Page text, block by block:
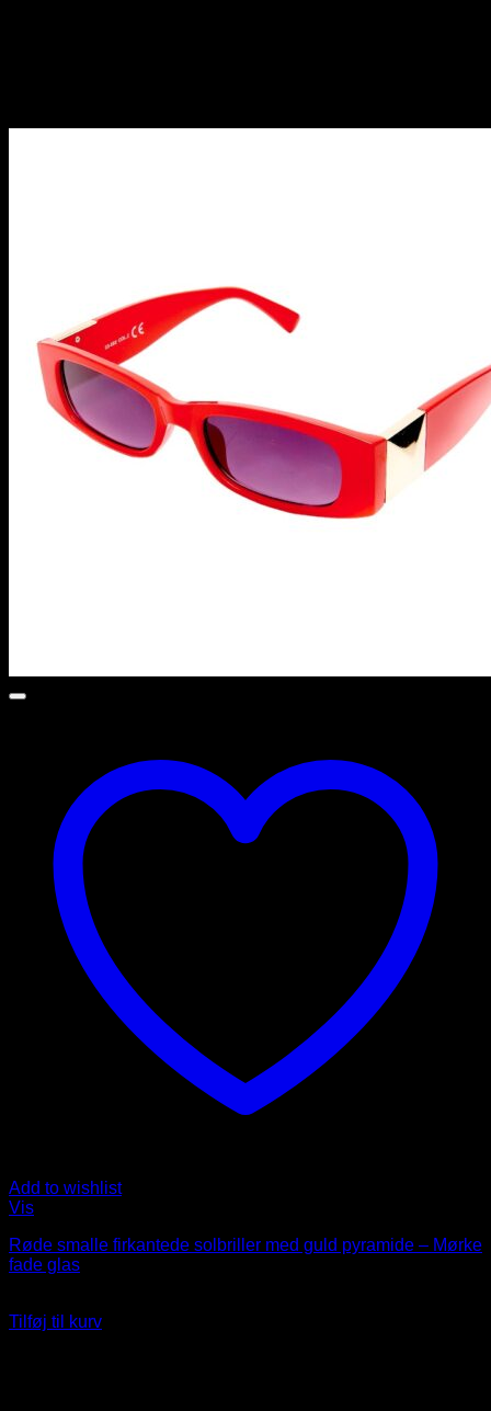
Add to wishlist
Vis
Røde smalle firkantede solbriller med guld pyramide – Mørke
fade glas
Tilføj til kurv